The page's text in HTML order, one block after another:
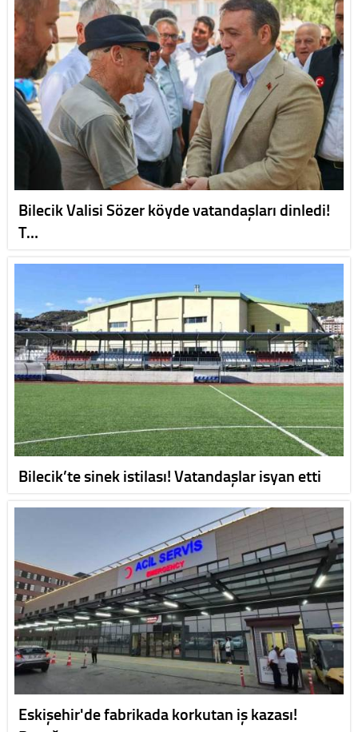
Bilecik Valisi Sözer köyde vatandaşları dinledi!
T…
Bilecik’te sinek istilası! Vatandaşlar isyan etti
Eskişehir'de fabrikada korkutan iş kazası!